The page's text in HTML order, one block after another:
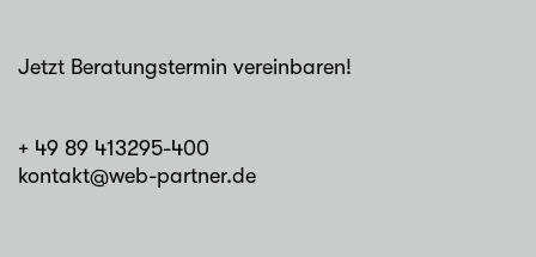
Jetzt Beratungstermin vereinbaren!
+ 49 89 413295-400
kontakt@web-partner.de